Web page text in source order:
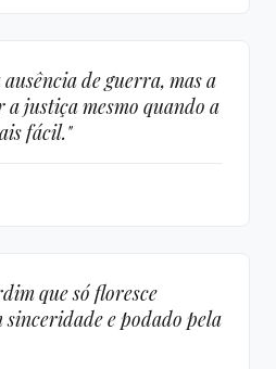
ausência de guerra, mas a
justiça mesmo quando a
fácil."
que só floresce
sinceridade e podado pela